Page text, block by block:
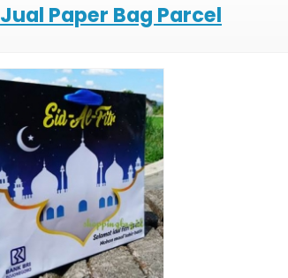
Jual Paper Bag Parcel